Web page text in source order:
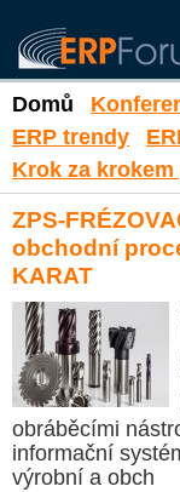
Domů
ERP trendy
Krok za
ZPS-
obchodní
KARAT
obráběcími
informační
výrobní a obch